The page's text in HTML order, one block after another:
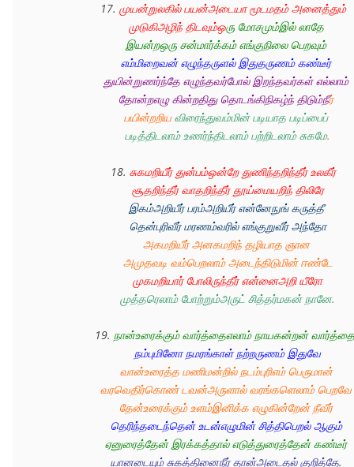
17. முயன்றுலகில் பயன்அடையா மூடமதம் அனைத்தும்
முடுகிஅழிந் திடவும்ஒரு மோசமும்இல் லாதே
இயன்றஒரு சன்மார்க்கம் எங்குநிலை பெறவும்
எம்மிறைவன் எழுந்தருளல் இதுதருணம் கண்டீர்
துயின்றுணர்ந்தே எழுந்தவர்போல் இறந்தவர்கள் எல்லாம்
தோன்றஎழு கின்றதிது தொடங்கிநிகழ்ந் திடும்நீர்
பயின்றறிய விரைந்துவம்மின் படியாத படிப்பைப்
படித்திடலாம் உணர்ந்திடலாம் பற்றிடலாம் சுகமே.
18. சுகமறியீர் துன்பம்ஒன்றே துணிந்தறிந்தீர் உலகீர்
சூதறிந்தீர் வாதறிந்தீர் தூய்மையறிந் திலிரே
இகம்அறியீர் பரம்அறியீர் என்னேநுங் கருத்தீ
தென்புரிவீர் மரணம்வரில் எங்குறுவீர் அந்தோ
அகமறியீர் அனகமறிந் தழியாத ஞான
அமுதவடி வம்பெறலாம் அடைந்திடுமின் ஈண்டே
முகமறியார் போலிருந்தீர் என்னைஅறி யீரோ
முத்தரெலாம் போற்றும்அருட் சித்தர்மகன் நானே.
19. நான்உரைக்கும் வார்த்தைஎலாம் நாயகன்றன் வார்த்தை
நம்புமினோ நமரங்காள் நற்றருணம் இதுவே
வான்உரைத்த மணிமன்றில் நடம்புரிஎம் பெருமான்
வரவெதிர்கொண் டவன்அருளால் வரங்களெலாம் பெறவே
தேன்உரைக்கும் உளம்இனிக்க எழுகின்றேன் நீவீர்
தெரிந்தடைந்தென் உடன்எழுமின் சித்திபெறல் ஆகும்
ஏனுரைத்தேன் இரக்கத்தால் எடுத்துரைத்தேன் கண்டீர்
யானடையும் சுகத்தினைநீர் தான்அடைதல் குறித்தே.